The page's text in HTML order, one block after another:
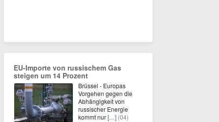
EU-Importe von russischem Gas
steigen um 14 Prozent
Brüssel - Europas
Vorgehen gegen die
Abhängigkeit von
russischer Energie
kommt nur[…] (04)